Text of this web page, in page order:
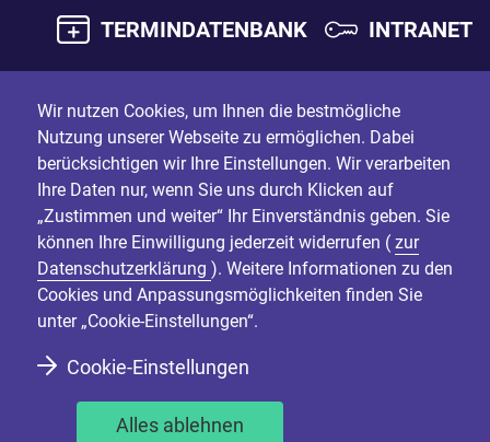
TERMINDATENBANK INTRANET
Wir nutzen Cookies, um Ihnen die bestmögliche
Nutzung unserer Webseite zu ermöglichen. Dabei
berücksichtigen wir Ihre Einstellungen. Wir verarbeiten
Ihre Daten nur, wenn Sie uns durch Klicken auf
„Zustimmen und weiter“ Ihr Einverständnis geben. Sie
können Ihre Einwilligung jederzeit widerrufen ( zur
Datenschutzerklärung ). Weitere Informationen zu den
Cookies und Anpassungsmöglichkeiten finden Sie
unter „Cookie-Einstellungen“.
Cookie-Einstellungen
Alles ablehnen